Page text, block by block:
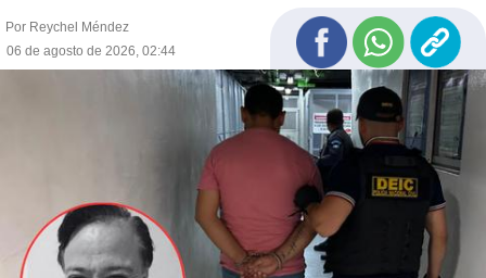
Por Reychel Méndez
06 de agosto de 2026, 02:44